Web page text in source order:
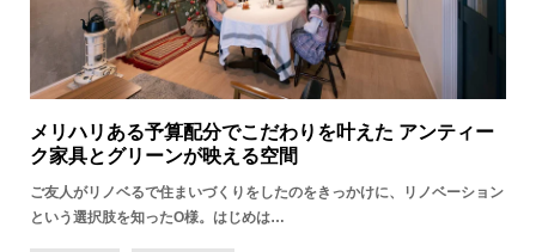
メリハリある予算配分でこだわりを叶えた アンティー
ク家具とグリーンが映える空間
ご友人がリノベるで住まいづくりをしたのをきっかけに、リノベーション
という選択肢を知ったO様。はじめは…